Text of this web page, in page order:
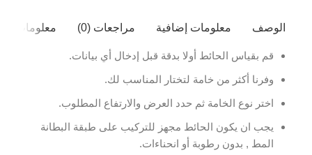
الوصف معلومات إضافية مراجعات (0) معلومات
قم بقياس الحائط أولا بدقة قبل إدخال أي بيانات.
وفرنا أكثر من خامة لتختار المناسب لك.
اختر نوع الخامة ثم حدد العرض والارتفاع المطلوب.
يجب ان يكون الحائط مجهز للتركيب على طبقة البطانة
المط , بدون رطوبة أو انحناءات.